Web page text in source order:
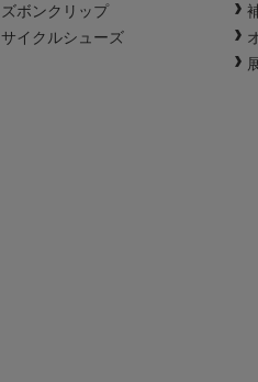
ズボンクリップ
サイクルシューズ